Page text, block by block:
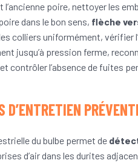
poire, nettoyer les
dans le bon sens, flèche
colliers uniformément, vérifier
jusqu’à pression ferme,
contrôler l’absence de fuites
D’ENTRETIEN
du bulbe permet de
d’air dans les durites